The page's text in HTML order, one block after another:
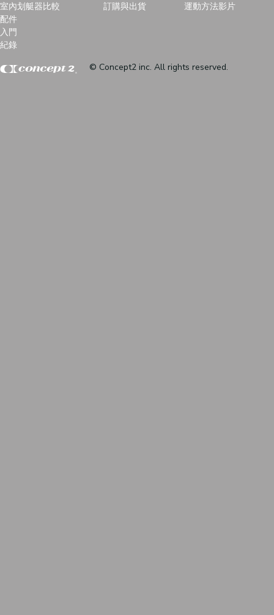
室內划艇器比較
配件
入門
紀錄
訂購與出貨
運動方法影片
© Concept2 inc. All rights reserved.